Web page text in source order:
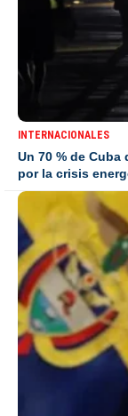
INTERNACIONALES
Un 70 % de
por la crisis